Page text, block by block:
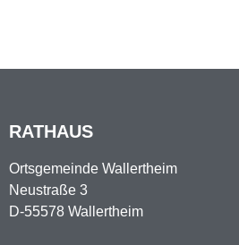
RATHAUS
Ortsgemeinde Wallertheim
Neustraße 3
D-55578 Wallertheim